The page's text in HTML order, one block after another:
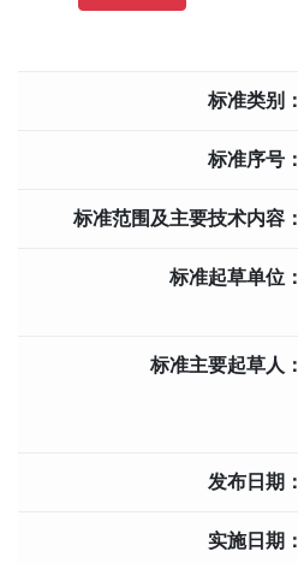
标准类别：
标准序号：
标准范围及主要技术内容：
标准起草单位：
标准主要起草人：
发布日期：
实施日期：